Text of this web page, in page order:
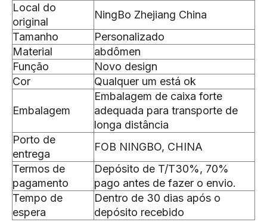
Local do
original
NingBo Zhejiang China
Tamanho
Personalizado
Material
abdômen
Função
Novo design
Cor
Qualquer um está ok
Embalagem
Embalagem de caixa forte
adequada para transporte de
longa distância
Porto de
entrega
FOB NINGBO, CHINA
Termos de
pagamento
Depósito de T/T30%, 70%
pago antes de fazer o envio.
Tempo de
espera
Dentro de 30 dias após o
depósito recebido